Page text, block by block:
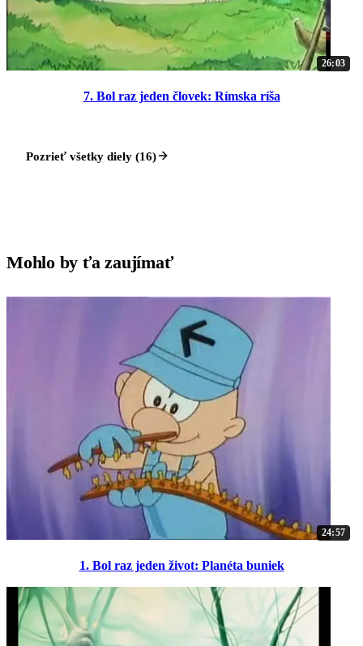
26:03
7. Bol raz jeden človek: Rímska ríša
Pozrieť všetky diely (16)
Mohlo by ťa zaujímať
24:57
1. Bol raz jeden život: Planéta buniek